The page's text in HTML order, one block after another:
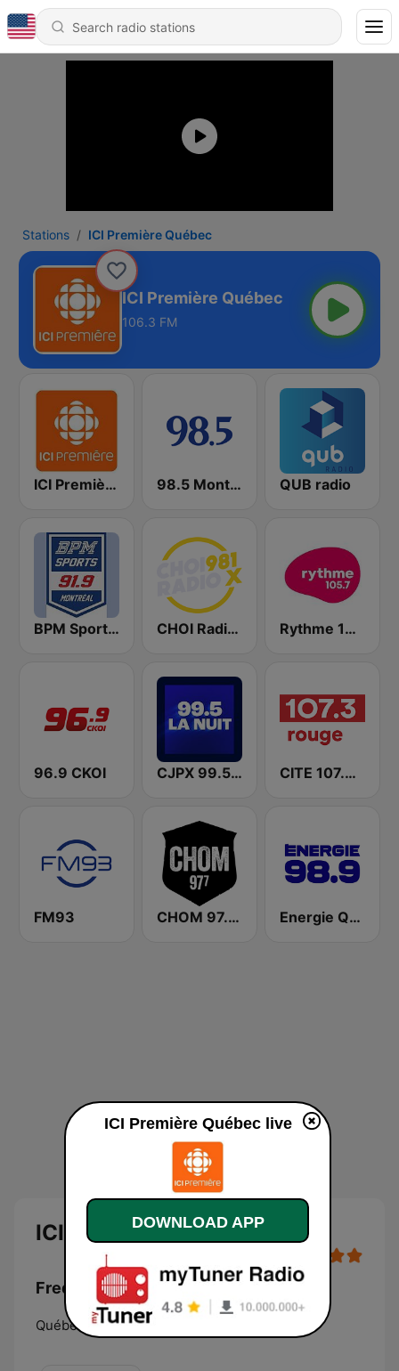
Stations ICI Première Québec
ICI Première Québec
106.3 FM
ICI Première Montréal 98.5 Montréal QUB radio
BPM Sports 91.9 FM CHOI Radio X 98.1 FM Rythme 105.7 FM
96.9 CKOI CJPX 99.5 MTL CITE 107.3 Rouge FM
FM93 CHOM 97.7 FM Energie Québec 98.9 FM
ICI Première Québec
Frequencies ICI Première Québec:
Québec: 106.3 FM
ICI Première Québec live
DOWNLOAD APP